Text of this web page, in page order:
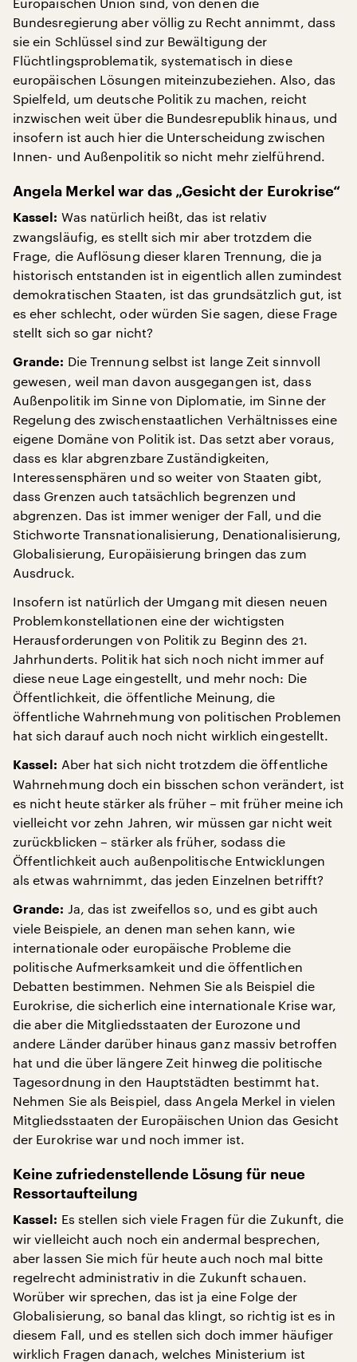
Bundesregierung aber völlig zu Recht annimmt, dass
sie ein Schlüssel sind zur Bewältigung der
Flüchtlingsproblematik, systematisch in diese
europäischen Lösungen miteinzubeziehen. Also, das
Spielfeld, um deutsche Politik zu machen, reicht
inzwischen weit über die Bundesrepublik hinaus, und
insofern ist auch hier die Unterscheidung zwischen
Innen- und Außenpolitik so nicht mehr zielführend.
Angela Merkel war das „Gesicht der Eurokrise“
Kassel: Was natürlich heißt, das ist relativ
zwangsläufig, es stellt sich mir aber trotzdem die
Frage, die Auflösung dieser klaren Trennung, die ja
historisch entstanden ist in eigentlich allen zumindest
demokratischen Staaten, ist das grundsätzlich gut, ist
es eher schlecht, oder würden Sie sagen, diese Frage
stellt sich so gar nicht?
Grande: Die Trennung selbst ist lange Zeit sinnvoll
gewesen, weil man davon ausgegangen ist, dass
Außenpolitik im Sinne von Diplomatie, im Sinne der
Regelung des zwischenstaatlichen Verhältnisses eine
eigene Domäne von Politik ist. Das setzt aber voraus,
dass es klar abgrenzbare Zuständigkeiten,
Interessensphären und so weiter von Staaten gibt,
dass Grenzen auch tatsächlich begrenzen und
abgrenzen. Das ist immer weniger der Fall, und die
Stichworte Transnationalisierung, Denationalisierung,
Globalisierung, Europäisierung bringen das zum
Ausdruck.
Insofern ist natürlich der Umgang mit diesen neuen
Problemkonstellationen eine der wichtigsten
Herausforderungen von Politik zu Beginn des 21.
Jahrhunderts. Politik hat sich noch nicht immer auf
diese neue Lage eingestellt, und mehr noch: Die
Öffentlichkeit, die öffentliche Meinung, die
öffentliche Wahrnehmung von politischen Problemen
hat sich darauf auch noch nicht wirklich eingestellt.
Kassel: Aber hat sich nicht trotzdem die öffentliche
Wahrnehmung doch ein bisschen schon verändert, ist
es nicht heute stärker als früher – mit früher meine ich
vielleicht vor zehn Jahren, wir müssen gar nicht weit
zurückblicken – stärker als früher, sodass die
Öffentlichkeit auch außenpolitische Entwicklungen
als etwas wahrnimmt, das jeden Einzelnen betrifft?
Grande: Ja, das ist zweifellos so, und es gibt auch
viele Beispiele, an denen man sehen kann, wie
internationale oder europäische Probleme die
politische Aufmerksamkeit und die öffentlichen
Debatten bestimmen. Nehmen Sie als Beispiel die
Eurokrise, die sicherlich eine internationale Krise war,
die aber die Mitgliedsstaaten der Eurozone und
andere Länder darüber hinaus ganz massiv betroffen
hat und die über längere Zeit hinweg die politische
Tagesordnung in den Hauptstädten bestimmt hat.
Nehmen Sie als Beispiel, dass Angela Merkel in vielen
Mitgliedsstaaten der Europäischen Union das Gesicht
der Eurokrise war und noch immer ist.
Keine zufriedenstellende Lösung für neue
Ressortaufteilung
Kassel: Es stellen sich viele Fragen für die Zukunft, die
wir vielleicht auch noch ein andermal besprechen,
aber lassen Sie mich für heute auch noch mal bitte
regelrecht administrativ in die Zukunft schauen.
Worüber wir sprechen, das ist ja eine Folge der
Globalisierung, so banal das klingt, so richtig ist es in
diesem Fall, und es stellen sich doch immer häufiger
wirklich Fragen danach, welches Ministerium ist